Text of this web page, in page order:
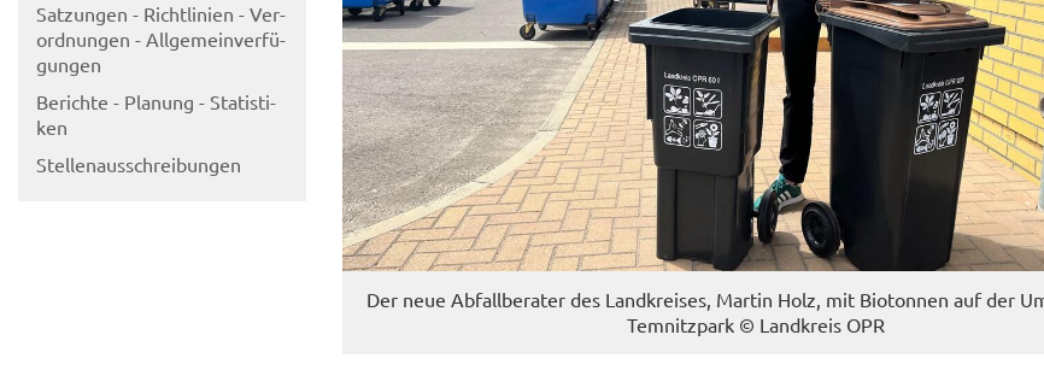
Sat­zun­gen - Richt­li­ni­en - Ver­
ord­nun­gen - All­ge­mein­ver­fü­
gun­gen
Be­rich­te - Pla­nung - Sta­tis­ti­
ken
Stel­len­aus­schrei­bun­gen
Der neue Ab­fall­be­ra­ter des Land­krei­ses, Mar­tin Holz, mit Bio­ton­nen auf der
Tem­nitz­park © Land­kreis OPR